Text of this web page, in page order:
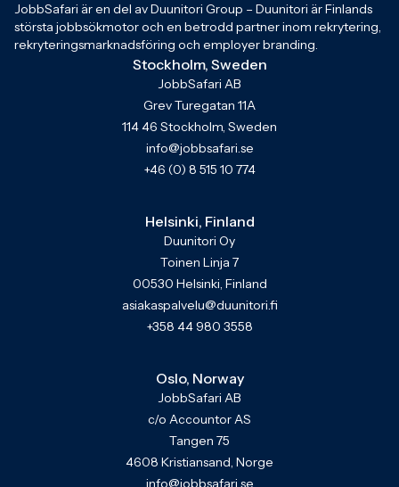
JobbSafari är en del av Duunitori Group – Duunitori är Finlands
största jobbsökmotor och en betrodd partner inom rekrytering,
rekryteringsmarknadsföring och employer branding.
Stockholm, Sweden
JobbSafari AB
Grev Turegatan 11A
114 46 Stockholm, Sweden
info@jobbsafari.se
+46 (0) 8 515 10 774
Helsinki, Finland
Duunitori Oy
Toinen Linja 7
00530 Helsinki, Finland
asiakaspalvelu@duunitori.fi
+358 44 980 3558
Oslo, Norway
JobbSafari AB
c/o Accountor AS
Tangen 75
4608 Kristiansand, Norge
info@jobbsafari.se